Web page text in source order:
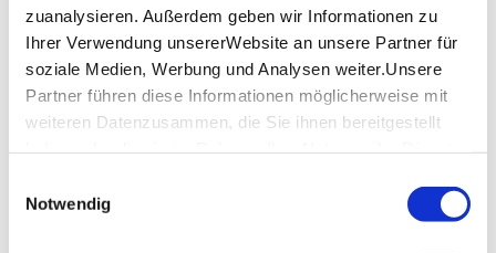
zuanalysieren. Außerdem geben wir Informationen zu
Ihrer Verwendung unsererWebsite an unsere Partner für
soziale Medien, Werbung und Analysen weiter.Unsere
Partner führen diese Informationen möglicherweise mit
weiteren Datenzusammen, die Sie ihnen bereitgestellt
Impressum
Notwendig
Planen Sie Ihre Anreise
Verkehrs- und Tarifverbund Stuttgart GmbH
Fahrplanauskunft des VVS
Deutsche Bahn AG
Google Maps